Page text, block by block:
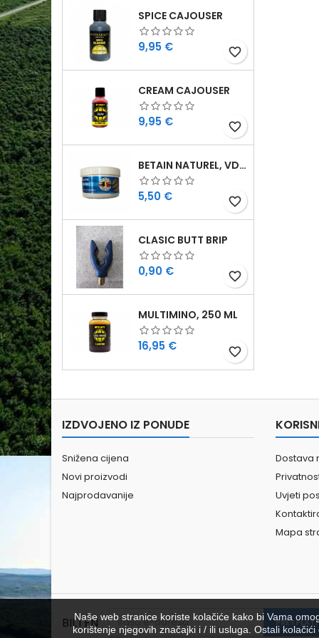
SPICE CAJOUSER
Cijena
9,95 € favorite_border
CREAM CAJOUSER
Cijena
9,95 € favorite_border
BETAIN NATUREL, VDE, 100 GR
Cijena
5,50 € favorite_border
CLASIC BUTT BRIP
Cijena
0,90 € favorite_border
MULTIMINO, 250 ML
Cijena
16,95 € favorite_border
IZDVOJENO IZ PONUDE
Snižena cijena
Novi proizvodi
Najprodavanije
Dostava
Uvjeti
Mapa
Naše web stranice koriste kolačiće kako bi Vama
korištenje njegovih značajki i / ili usluga. Ostali
BILTEN